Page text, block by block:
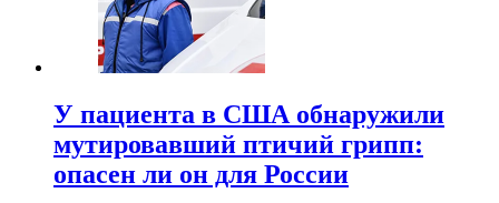
У пациента в США обнаружили
мутировавший птичий грипп:
опасен ли он для России